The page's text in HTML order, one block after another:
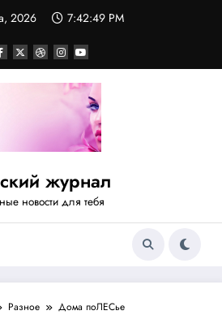
2026 7:42:50 PM
журнал
новости для тебя
Разное Дома поЛЕСье